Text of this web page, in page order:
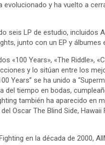
evolucionado y ha vuelto a
seis LP de estudio, incluidos
junto con un EP y álbumes
«100 Years», «The Riddle»,
y lo sitúan entre los
Years” se ha unido a
del tiempo en bodas,
también ha aparecido en
Oscar The Blind Side,
en la década de 2000,